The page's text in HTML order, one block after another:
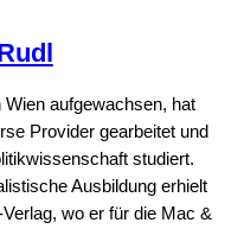
Wien aufgewachsen, hat
Provider gearbeitet und
studiert.
Ausbildung erhielt
wo er für die Mac &